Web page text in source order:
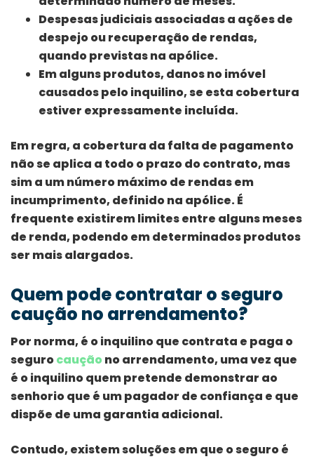
Despesas judiciais associadas a ações de
despejo ou recuperação de rendas,
quando previstas na apólice.
Em alguns produtos, danos no imóvel
causados pelo inquilino, se esta cobertura
estiver expressamente incluída.
Em regra, a cobertura da falta de pagamento
não se aplica a todo o prazo do contrato, mas
sim a um número máximo de rendas em
incumprimento, definido na apólice. É
frequente existirem limites entre alguns meses
de renda, podendo em determinados produtos
ser mais alargados.
Quem pode contratar o seguro
caução no arrendamento?
Por norma, é o inquilino que contrata e paga o
segurocaução no arrendamento, uma vez que
é o inquilino quem pretende demonstrar ao
senhorio que é um pagador de confiança e que
dispõe de uma garantia adicional.
Contudo, existem soluções em que o seguro é